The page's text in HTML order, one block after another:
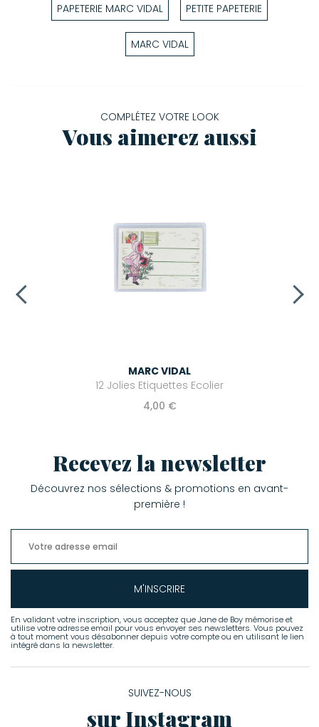
PAPETERIE MARC VIDAL PETITE PAPETERIE
MARC VIDAL
COMPLÉTEZ VOTRE LOOK
Vous aimerez aussi
MARC VIDAL
12 Jolies Etiquettes Ecolier
4,00 €
Recevez la newsletter
Découvrez nos sélections & promotions en avant-
première !
M'INSCRIRE
En validant votre inscription, vous acceptez que Jane de Boy mémorise et
utilise votre adresse email pour vous envoyer ses newsletters. Vous pouvez
à tout moment vous désabonner depuis votre compte ou en utilisant le lien
intégré dans la newsletter.
SUIVEZ-NOUS
sur Instagram